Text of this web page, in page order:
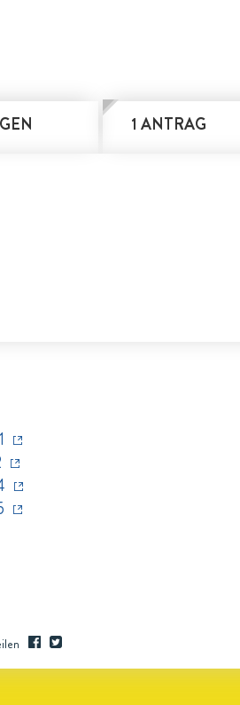
1 ANTRAG